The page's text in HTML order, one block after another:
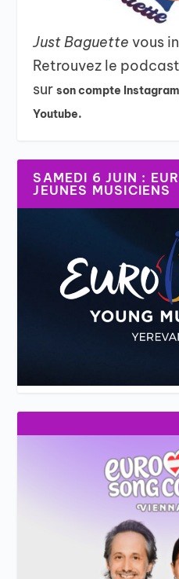
Just Baguettevous
Retrouvez le
surson compte Instagram
Youtube.
SAMEDI 6 JUIN :
JEUNES MUSICIENS